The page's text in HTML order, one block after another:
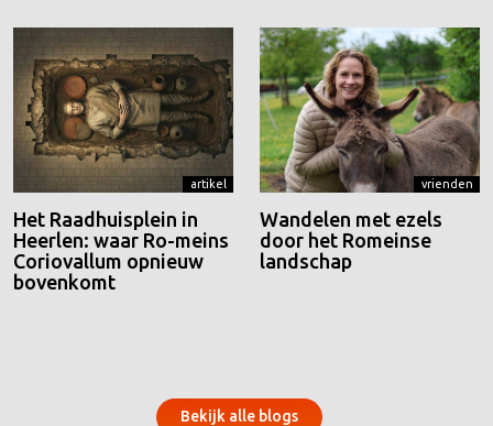
artikel
Het Raadhuisplein in
Heerlen: waar Ro-meins
Coriovallum opnieuw
bovenkomt
vrienden
Wandelen met ezels
door het Romeinse
landschap
Bekijk alle blogs